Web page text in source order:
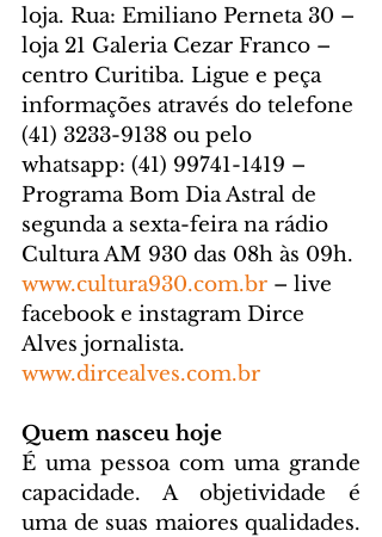
loja. Rua: Emiliano Perneta 30 –
loja 21 Galeria Cezar Franco –
centro Curitiba. Ligue e peça
informações através do telefone
(41) 3233-9138 ou pelo
whatsapp: (41) 99741-1419 –
Programa Bom Dia Astral de
segunda a sexta-feira na rádio
Cultura AM 930 das 08h às 09h.
www.cultura930.com.br – live
facebook e instagram Dirce
Alves jornalista.
www.dircealves.com.br
Quem nasceu hoje
É uma pessoa com uma grande
capacidade. A objetividade é
uma de suas maiores qualidades.